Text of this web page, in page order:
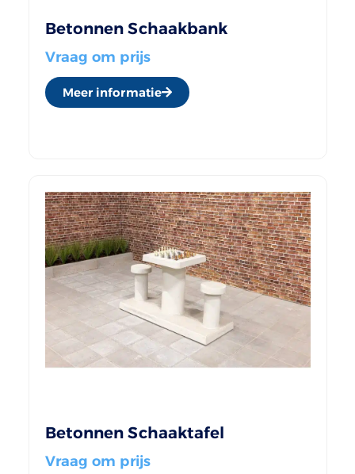
Betonnen Schaakbank
Vraag om prijs
Meer informatie
Betonnen Schaaktafel
Vraag om prijs